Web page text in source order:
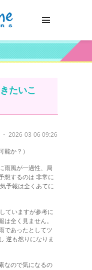
たいこ
・ 2026-03-06 09:26
能か？）
雨風が一過性、局
想するのは 非常に
予報は全くあてに
ていますが参考に
は全く見ません。
であったとしてツ
逆も然りになりま
なので気になるの